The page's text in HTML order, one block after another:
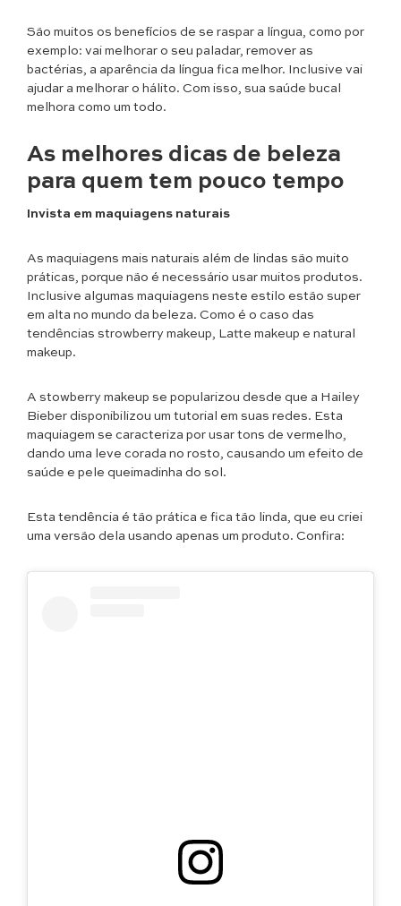
São muitos os benefícios de se raspar a língua, como por
exemplo: vai melhorar o seu paladar, remover as
bactérias, a aparência da língua fica melhor. Inclusive vai
ajudar a melhorar o hálito. Com isso, sua saúde bucal
melhora como um todo.
As melhores dicas de beleza
para quem tem pouco tempo
Invista em maquiagens naturais
As maquiagens mais naturais além de lindas são muito
práticas, porque não é necessário usar muitos produtos.
Inclusive algumas maquiagens neste estilo estão super
em alta no mundo da beleza. Como é o caso das
tendências strowberry makeup, Latte makeup e natural
makeup.
A stowberry makeup se popularizou desde que a Hailey
Bieber disponibilizou um tutorial em suas redes. Esta
maquiagem se caracteriza por usar tons de vermelho,
dando uma leve corada no rosto, causando um efeito de
saúde e pele queimadinha do sol.
Esta tendência é tão prática e fica tão linda, que eu criei
uma versão dela usando apenas um produto. Confira: